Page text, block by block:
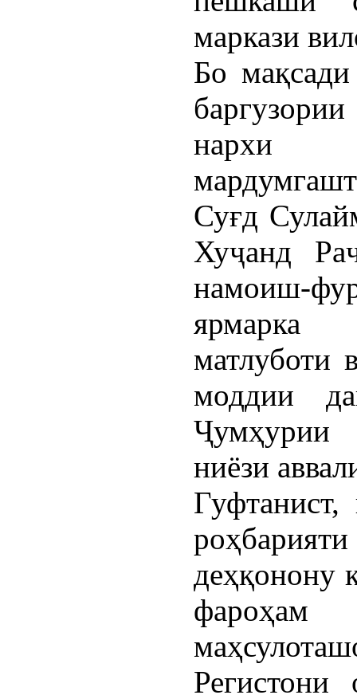
маркази
Бо
нархи
Суғд
Хуҷанд
намоиш-
ярмарка
матлуботи
моддии
Ҷумҳурии
ниёзи
деҳқонону